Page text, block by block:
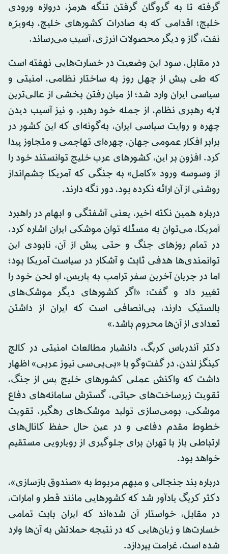
گرفته تا به گروگان گرفتن تنگه هرمز، دروازه ورودی
خلیج؛ اقدامی که به صادرات کشورهای خلیج، به‌ویژه
نفت، گاز و دیگر محصولات انرژی، آسیب می‌رساند.
در مقابل، سود این وضعیت در خسارت‌هایی نهفته است
که طی بیش از چهل روز به ساختار نظامی، امنیتی و
سیاسی ایران وارد شد؛ از میان رفتن بخشی از عالی‌ترین
لایه رهبری نظام، از جمله خود رهبر، و نیز آسیب دیدن
چهره و روایت سیاسی ایران، به‌گونه‌ای که این کشور در
برابر افکار عمومی جهان، چهره‌ای تهاجمی و متجاوز پیدا
کرد. افزون بر این، کشورهای عرب خلیج توانستند خود را
از وسوسه ورود «کامل» به جنگی که آمریکا چشم‌انداز
روشنی از آن ارائه نکرده بود، دور نگه دارند.
درباره همین نکته اخیر، یعنی آشفتگی و ابهام در راهبرد
آمریکا، می‌توان به مسئله توان موشکی ایران اشاره کرد.
در تمام روزهای جنگ و حتی پیش از آن، نابودی این
توانمندی‌ها هدفی ثابت و آشکار در سیاست آمریکا بود؛
اما در جریان آخرین سفر ترامپ به پاریس، او لحن خود را
تغییر داد و گفت: «اگر کشورهای دیگر موشک‌های
بالستیک دارند، بی‌انصافی است که ایران از داشتن
تعدادی از آن‌ها محروم باشد.»
دکتر آندریاس کریگ، دانشیار مطالعات امنیتی در کالج
کینگز لندن، در گفت‌وگو با «بی‌بی‌سی نیوز عربی» اظهار
داشت که واکنش عملی کشورهای خلیج پس از جنگ،
تقویت زیرساخت‌های حیاتی، گسترش سامانه‌های دفاع
موشکی، بومی‌سازی تولید موشک‌های رهگیر، تقویت
خطوط مقدم دفاعی و در عین حال حفظ کانال‌های
ارتباطی باز با تهران برای جلوگیری از رویارویی مستقیم
خواهد بود.
درباره بند جنجالی و مبهم مربوط به «صندوق بازسازی»،
دکتر کریگ یادآور شد که کشورهایی مانند قطر و امارات،
در مقابل، خواستار آن شده‌اند که ایران بابت تمامی
خسارت‌ها و زیان‌هایی که در نتیجه حملاتش به آن‌ها وارد
شده است، غرامت بپردازد.